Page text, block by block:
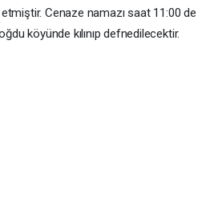
Cenaze namazı saat 11:00 de
köyünde kılınıp defnedilecektir.